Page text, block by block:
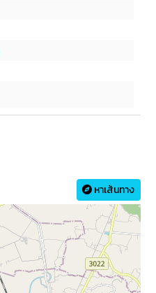
หาเส้นทาง